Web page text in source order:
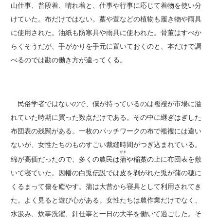
山仕事、普段着、晴れ着と、仕事や行事に応じて着物を使い分
けていた。布だけではない。藁や萱などの植物も履き物や雨具
に使用された。油紙も防寒具や雨具に使われた。骨董はすべか
らくそうだが、手がかりを手元に置いておくのと、本だけで調
べるのでは勘の働き方が違ってくる。
民俗学者ではないので、僕が持っているのは襤褸が市場に溢
れていた時期に買った数点だけである。その中に継ぎはぎした
布団表の残闕がある。一枚のパッチワークの布で襤褸には違い
ないが、女性たちのものすごい裁縫時間がつぎ込まれている。
綿が高価だったので、多くの農民は蒲
がま
や稲藁の上に布団表を敷
いて寝ていた。因幡の白兎伝説では皮を剥がれた兎が蒲の穂に
くるまって傷を癒やす。蒲は大昔から寝具として利用されてき
た。よく見ると遊び心がある。女性たちは農作業だけでなく、
水汲み、炊事洗濯、針仕事と一日の大半を働いて過ごした。そ